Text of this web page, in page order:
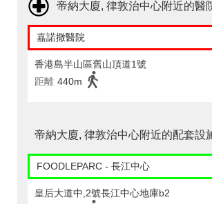
帝納大廈, 律敦治中心附近的醫
嘉諾撒醫院
香港島半山區舊山頂道1號
距離 440m
帝納大廈, 律敦治中心附近的配套設
FOODLEPARC - 長江中心
皇后大道中,2號長江中心地庫b2